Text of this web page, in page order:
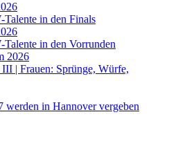
in den Finals
in den Vorrunden
2026
| Frauen: Sprünge, Würfe,
in Hannover vergeben